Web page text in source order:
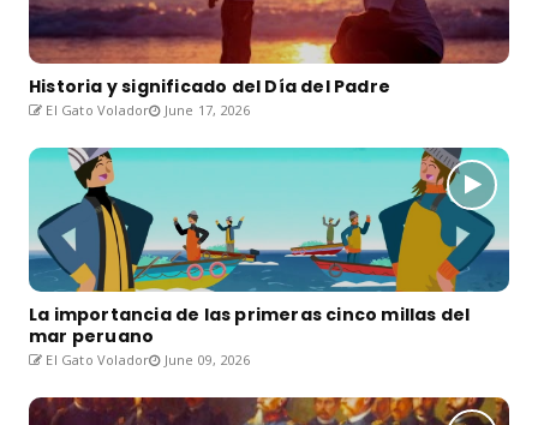
Historia y significado del Día del Padre
El Gato Volador June 17, 2026
La importancia de las primeras cinco millas del
mar peruano
El Gato Volador June 09, 2026